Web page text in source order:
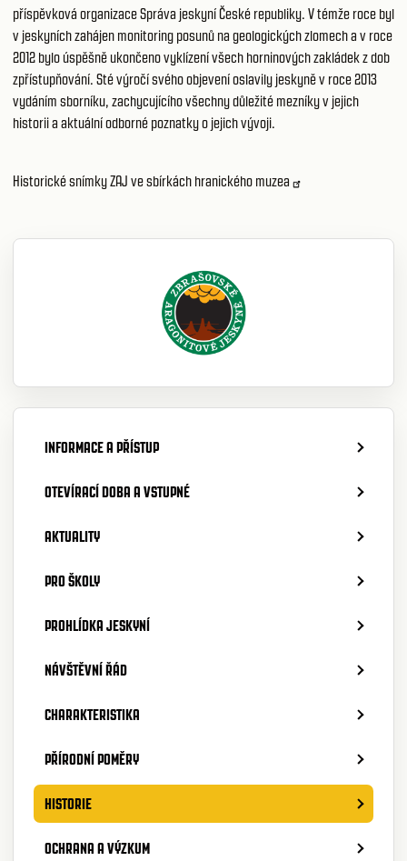
příspěvková organizace Správa jeskyní České republiky. V témže roce byl
v jeskyních zahájen monitoring posunů na geologických zlomech a v roce
2012 bylo úspěšně ukončeno vyklízení všech horninových zakládek z dob
zpřístupňování. Sté výročí svého objevení oslavily jeskyně v roce 2013
vydáním sborníku, zachycujícího všechny důležité mezníky v jejich
historii a aktuální odborné poznatky o jejich vývoji.
Historické snímky ZAJ ve sbírkách hranického muzea
INFORMACE A PŘÍSTUP
OTEVÍRACÍ DOBA A VSTUPNÉ
AKTUALITY
PRO ŠKOLY
PROHLÍDKA JESKYNÍ
NÁVŠTĚVNÍ ŘÁD
CHARAKTERISTIKA
PŘÍRODNÍ POMĚRY
HISTORIE
OCHRANA A VÝZKUM